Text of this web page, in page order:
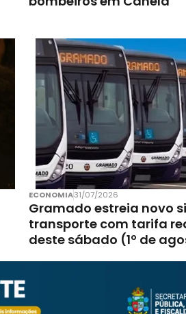
ECONOMIA31/07/2026
Gramado estreia novo
transporte com tarifa
deste sábado (1º de